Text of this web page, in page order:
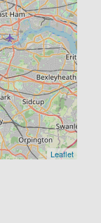
Leaflet